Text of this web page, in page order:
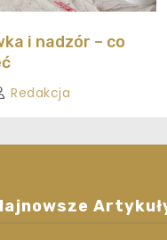
i nadzór – co
Redakcja